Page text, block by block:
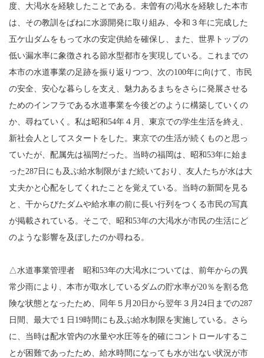
度、大渇水を経験したことである。未曽有の渇水を経験した本市
は、その教訓をばねに水源開発に取り組み、令和３年に完成した
五ケ山ダムをもって水の安定供給を確保し、また、世界トップの
低い漏水率に象徴される節水型都市を実現している。これまでの
本市の水道事業の足跡を振り返りつつ、次の100年に向けて、市民
の安全、安心な暮らしを支え、魅力あるまちをさらに発展させる
ためのインフラである水道事業を今後どのように構築していくの
か、尋ねていく。私は昭和54年４月、東京での学生生活を終え、
新社会人としてスタートをした。東京での生活が続くものと思っ
ていたが、配属先は福岡だった。当時の福岡は、昭和53年に始ま
った287日にも及ぶ給水制限がまだ続いており、友人たちが水は大
丈夫かと心配をしてくれたことを覚えている。当時の新聞を見る
と、干からびたダムや給水車の前に長い行列をつくる市民の写真
が掲載されている。そこで、昭和53年の大渇水が市民の生活にど
のような影響を及ぼしたのか尋ねる。
△水道事業管理者 昭和53年の大渇水については、前年からの異
常少雨により、本市が取水しているダムの貯水率が20％を割る危
険な状態となったため、同年５月20日から翌年３月24日までの287
日間、最大で１日19時間にも及ぶ給水制限を実施している。さら
に、当時は配水管内の水量や水圧等を的確にコントロールするこ
とが困難であったため、給水時間になっても水が出ない状況が市